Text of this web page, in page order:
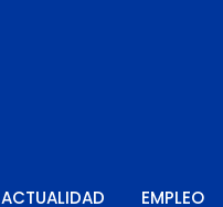
ACTUALIDAD EMPLEO